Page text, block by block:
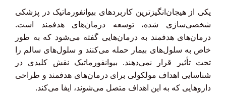
یکی از هیجان‌انگیزترین کاربردهای بیوانفورماتیک در پزشکی
شخصی‌سازی شده، توسعه درمان‌های هدفمند است.
درمان‌های هدفمند به درمان‌هایی گفته می‌شود که به طور
خاص به سلول‌های بیمار حمله می‌کنند و سلول‌های سالم را
تحت تأثیر قرار نمی‌دهند. بیوانفورماتیک نقش کلیدی در
شناسایی اهداف مولکولی برای درمان‌های هدفمند و طراحی
داروهایی که به این اهداف متصل می‌شوند، ایفا می‌کند.